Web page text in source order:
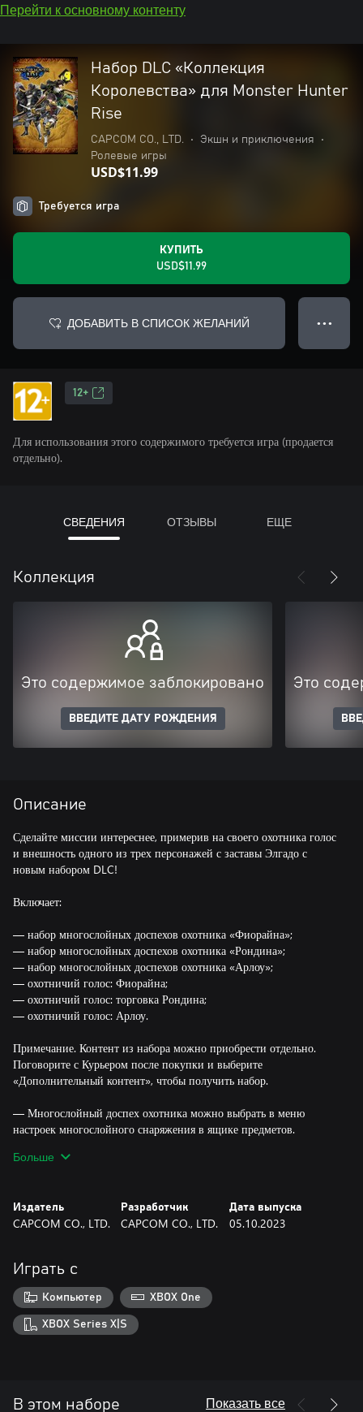
Перейти к основному контенту
Набор DLC «Коллекция
Королевства» для Monster Hunter
Rise
CAPCOM CO., LTD. • Экшн и приключения
•
Ролевые игры
USD$11.99
Требуется игра
КУПИТЬ
USD$11.99
ДОБАВИТЬ В СПИСОК ЖЕЛАНИЙ ● ● ●
12+
Для использования этого содержимого требуется игра (продается
отдельно).
СВЕДЕНИЯ ОТЗЫВЫ ЕЩЕ
Коллекция
Это содержимое заблокировано
ВВЕДИТЕ ДАТУ РОЖДЕНИЯ
Это
Описание
Сделайте миссии интереснее, примерив на своего охотника голос
и внешность одного из трех персонажей с заставы Элгадо с
новым набором DLC!
Включает:
— набор многослойных доспехов охотника «Фиорайна»;
— набор многослойных доспехов охотника «Рондина»;
— набор многослойных доспехов охотника «Арлоу»;
— охотничий голос: Фиорайна;
— охотничий голос: торговка Рондина;
— охотничий голос: Арлоу.
Примечание. Контент из набора можно приобрести отдельно.
Поговорите с Курьером после покупки и выберите
«Дополнительный контент», чтобы получить набор.
— Многослойный доспех охотника можно выбрать в меню
настроек многослойного снаряжения в ящике предметов.
влияют на характеристики и способности.
использоваться по отдельности.
— Некоторые элементы отличаются от версии, используемой
— После покупки выберите «Изменить внешность» в ящике
предметов, чтобы использовать новый голос. Также его можно
выбрать при создании персонажа. Голоса меняют голоса
персонажей и не затрагивают характеристики и способности.
Больше
Издатель
CAPCOM CO., LTD.
Разработчик
CAPCOM CO., LTD.
Дата выпуска
05.10.2023
Играть с
Компьютер XBOX One
XBOX Series X|S
В этом наборе Показать все